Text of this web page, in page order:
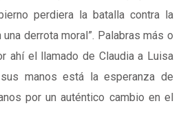
perdiera la batalla contra la
derrota moral”. Palabras más o
ahí el llamado de Claudia a Luisa
manos está la esperanza de
por un auténtico cambio en el